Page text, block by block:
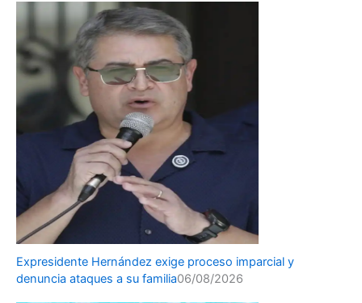
Expresidente Hernández exige proceso imparcial y
denuncia ataques a su familia06/08/2026